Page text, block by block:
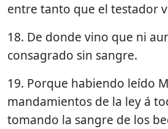
entre tanto que el testador
18. De donde vino que ni
consagrado sin sangre.
19. Porque habiendo leído
mandamientos de la ley á
tomando la sangre de los